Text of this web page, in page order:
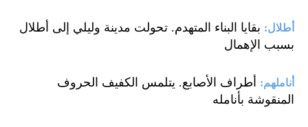
أطلال: بقايا البناء المتهدم. تحولت مدينة وليلي إلى أطلال
بسبب الإهمال
أناملهم: أطراف الأصابع. يتلمس الكفيف الحروف
المنقوشة بأنامله